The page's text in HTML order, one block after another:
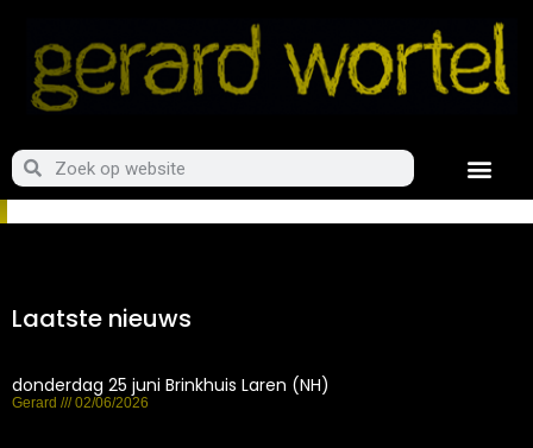
Laatste nieuws
donderdag 25 juni Brinkhuis Laren (NH)
Gerard 02/06/2026